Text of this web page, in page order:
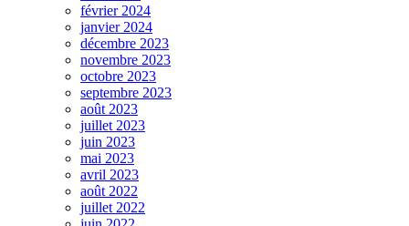
février 2024
janvier 2024
décembre 2023
novembre 2023
octobre 2023
septembre 2023
août 2023
juillet 2023
juin 2023
mai 2023
avril 2023
août 2022
juillet 2022